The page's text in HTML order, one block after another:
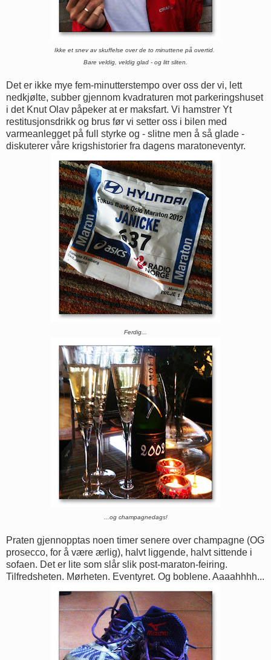
Ikke et snev av skuffelse over de to minuttene på overtid.
Bare veldig, veldig glad - og litt sliten.
Det er ikke mye fem-minutterstempo over oss der vi, lett
nedkjølte, subber gjennom kvadraturen mot parkeringshuset
i det Knut Olav påpeker at er maksfart. Vi hamstrer Yt
restitusjonsdrikk og brus før vi setter oss i bilen med
varmeanlegget på full styrke og - slitne men å så glade -
diskuterer våre krigshistorier fra dagens maratoneventyr.
Ferdig...
...og champagnedags!
Praten gjennopptas noen timer senere over champagne (OG
prosecco, for å være ærlig), halvt liggende, halvt sittende i
sofaen. Det er lite som slår slik post-maraton-feiring.
Tilfredsheten. Mørheten. Eventyret. Og boblene. Aaaahhhh...